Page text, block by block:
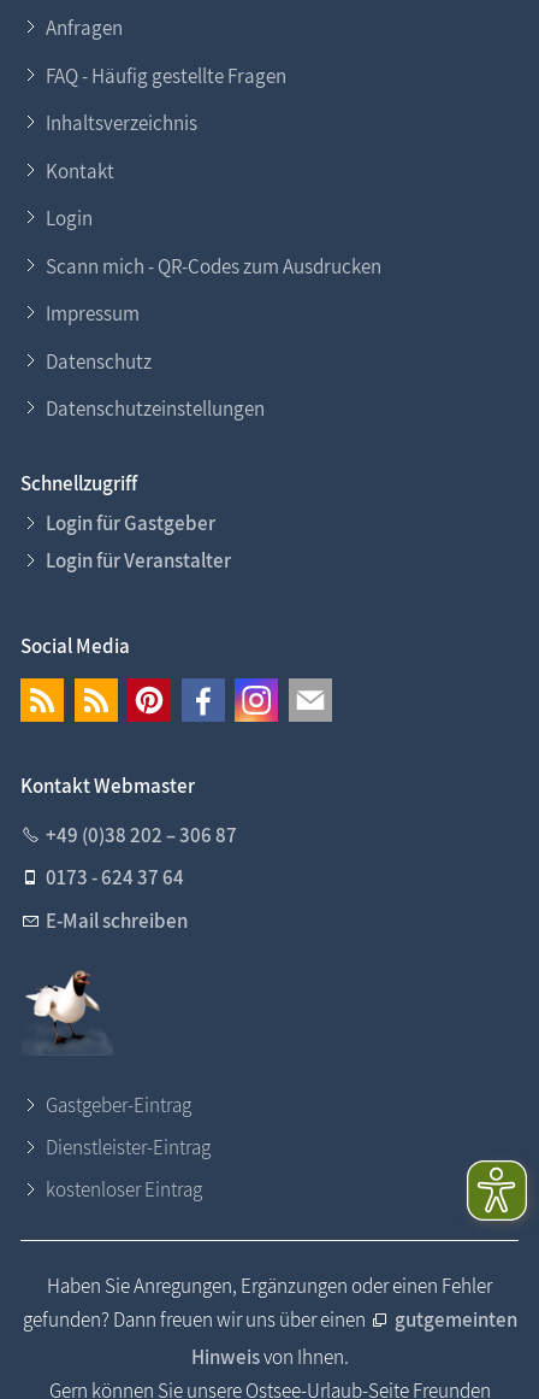
Anfragen
FAQ - Häufig gestellte Fragen
Inhaltsverzeichnis
Kontakt
Login
Scann mich - QR-Codes zum Ausdrucken
Impressum
Datenschutz
Datenschutzeinstellungen
Schnellzugriff
Login für Gastgeber
Login für Veranstalter
Social Media
Kontakt Webmaster
+49 (0)38 202 – 306 87
0173 - 624 37 64
E-Mail schreiben
Gastgeber-Eintrag
Dienstleister-Eintrag
kostenloser Eintrag
Haben Sie Anregungen, Ergänzungen oder einen Fehler
gefunden? Dann freuen wir uns über einen
gutgemeinten
Hinweisvon Ihnen.
Gern können Sie unsere Ostsee-Urlaub-Seite Freunden